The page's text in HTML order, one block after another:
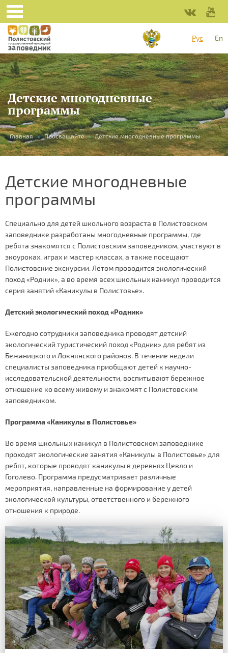
Рус En
Детские многодневные
программы
Вы
здесь
Главная » Просвещайте » Детские многодневные программы
Детские многодневные
программы
Специально для детей школьного возраста в Полистовском
заповеднике разработаны многодневные программы, где
ребята знакомятся с Полистовским заповедником, участвуют в
экоуроках, играх и мастер классах, а также посещают
Полистовские экскурсии. Летом проводится экологический
поход «Родник», а во время всех школьных каникул проводится
серия занятий «Каникулы в Полистовье».
Детский экологический поход«Родник»
Ежегодно сотрудники заповедника проводят детский
экологический туристический поход «Родник» для ребят из
Бежаницкого и Локнянского районов. В течение недели
специалисты заповедника приобщают детей к научно-
исследовательской деятельности, воспитывают бережное
отношение ко всему живому и знакомят с Полистовским
заповедником.
Программа «Каникулы в Полистовье»
Во время школьных каникул в Полистовском заповеднике
проходят экологические занятия «Каникулы в Полистовье» для
ребят, которые проводят каникулы в деревнях Цевло и
Гоголево. Программа предусматривает различные
мероприятия, направленные на формирование у детей
экологической культуры, ответственного и бережного
отношения к природе.